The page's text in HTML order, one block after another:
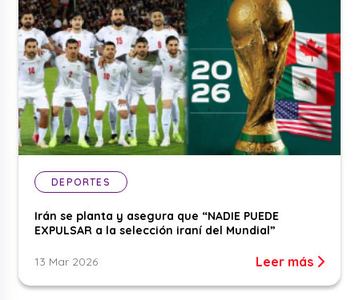
DEPORTES
Irán se planta y asegura que “NADIE PUEDE
EXPULSAR a la selección iraní del Mundial”
13 Mar 2026 Leer más